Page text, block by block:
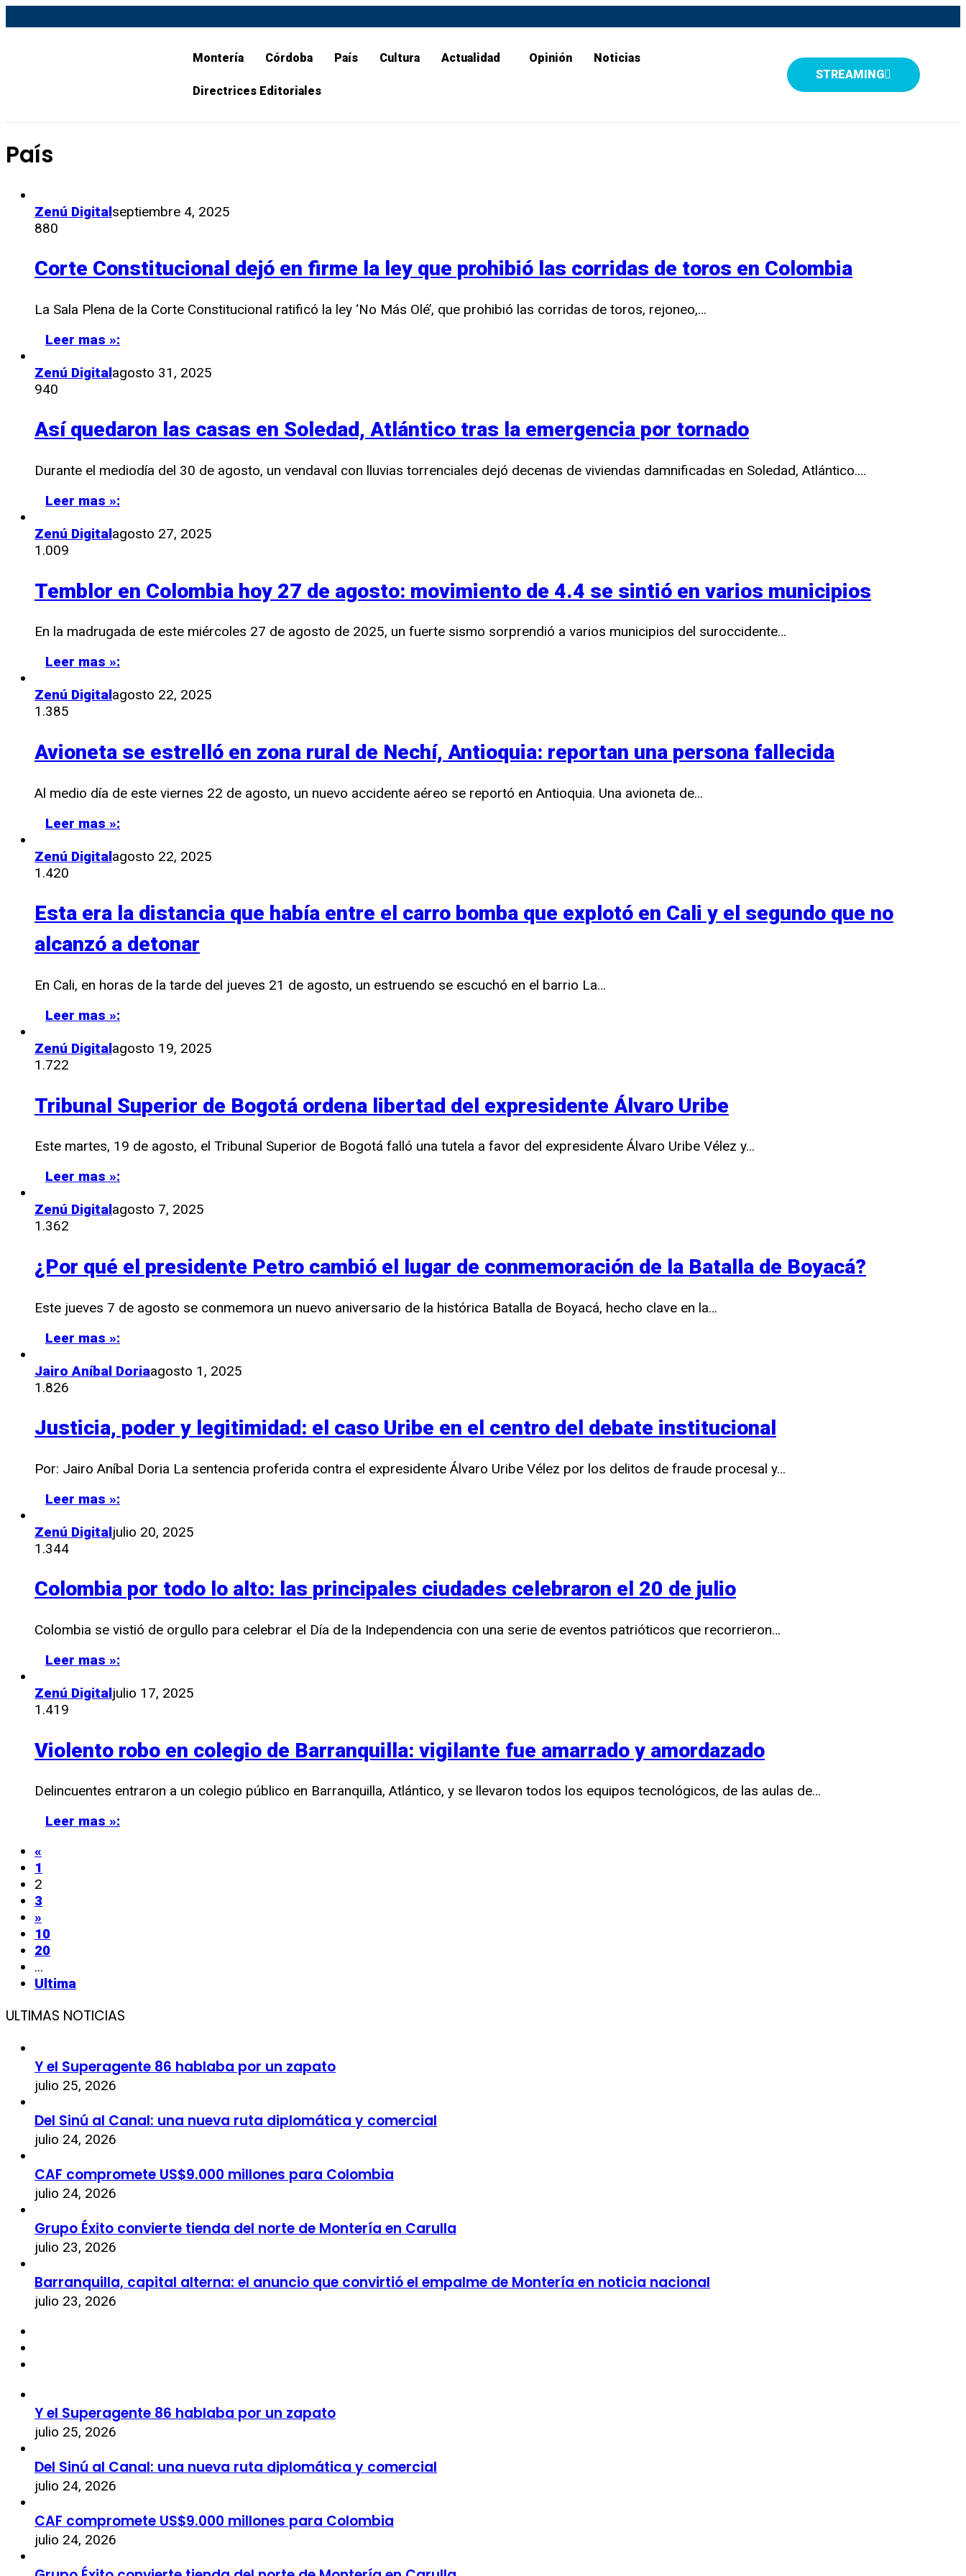
Montería Córdoba País Cultura Actualidad Opinión Noticias
Directrices Editoriales
STREAMING
País
Zenú Digitalseptiembre 4, 2025
880
Corte Constitucional dejó en firme la ley que prohibió las corridas de toros en Colombia
La Sala Plena de la Corte Constitucional ratificó la ley ‘No Más Olé’, que prohibió las corridas de toros, rejoneo,…
Leer mas »:
Zenú Digitalagosto 31, 2025
940
Así quedaron las casas en Soledad, Atlántico tras la emergencia por tornado
Durante el mediodía del 30 de agosto, un vendaval con lluvias torrenciales dejó decenas de viviendas damnificadas en Soledad, Atlántico.…
Leer mas »:
Zenú Digitalagosto 27, 2025
1.009
Temblor en Colombia hoy 27 de agosto: movimiento de 4.4 se sintió en varios municipios
En la madrugada de este miércoles 27 de agosto de 2025, un fuerte sismo sorprendió a varios municipios del suroccidente…
Leer mas »:
Zenú Digitalagosto 22, 2025
1.385
Avioneta se estrelló en zona rural de Nechí, Antioquia: reportan una persona fallecida
Al medio día de este viernes 22 de agosto, un nuevo accidente aéreo se reportó en Antioquia. Una avioneta de…
Leer mas »:
Zenú Digitalagosto 22, 2025
1.420
Esta era la distancia que había entre el carro bomba que explotó en Cali y el segundo que no
alcanzó a detonar
En Cali, en horas de la tarde del jueves 21 de agosto, un estruendo se escuchó en el barrio La…
Leer mas »:
Zenú Digitalagosto 19, 2025
1.722
Tribunal Superior de Bogotá ordena libertad del expresidente Álvaro Uribe
Este martes, 19 de agosto, el Tribunal Superior de Bogotá falló una tutela a favor del expresidente Álvaro Uribe Vélez y…
Leer mas »:
Zenú Digitalagosto 7, 2025
1.362
¿Por qué el presidente Petro cambió el lugar de conmemoración de la Batalla de Boyacá?
Este jueves 7 de agosto se conmemora un nuevo aniversario de la histórica Batalla de Boyacá, hecho clave en la…
Leer mas »:
Jairo Aníbal Doriaagosto 1, 2025
1.826
Justicia, poder y legitimidad: el caso Uribe en el centro del debate institucional
Por: Jairo Aníbal Doria La sentencia proferida contra el expresidente Álvaro Uribe Vélez por los delitos de fraude procesal y…
Leer mas »:
Zenú Digitaljulio 20, 2025
1.344
Colombia por todo lo alto: las principales ciudades celebraron el 20 de julio
Colombia se vistió de orgullo para celebrar el Día de la Independencia con una serie de eventos patrióticos que recorrieron…
Leer mas »:
Zenú Digitaljulio 17, 2025
1.419
Violento robo en colegio de Barranquilla: vigilante fue amarrado y amordazado
Delincuentes entraron a un colegio público en Barranquilla, Atlántico, y se llevaron todos los equipos tecnológicos, de las aulas de…
Leer mas »:
«
1
2
3
»
10
20
...
Ultima
ULTIMAS NOTICIAS
Y el Superagente 86 hablaba por un zapato
julio 25, 2026
Del Sinú al Canal: una nueva ruta diplomática y comercial
julio 24, 2026
CAF compromete US$9.000 millones para Colombia
julio 24, 2026
Grupo Éxito convierte tienda del norte de Montería en Carulla
julio 23, 2026
Barranquilla, capital alterna: el anuncio que convirtió el empalme de Montería en noticia nacional
julio 23, 2026
Y el Superagente 86 hablaba por un zapato
julio 25, 2026
Del Sinú al Canal: una nueva ruta diplomática y comercial
julio 24, 2026
CAF compromete US$9.000 millones para Colombia
julio 24, 2026